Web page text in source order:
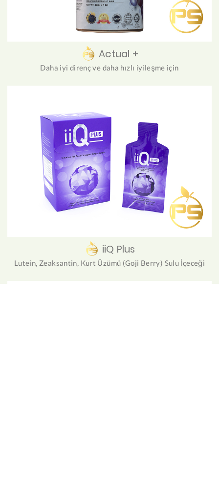
Actual +
Daha iyi direnç ve daha hızlı iyileşme için
iiQ Plus
Lutein, Zeaksantin, Kurt Üzümü (Goji Berry) Sulu İçeceği